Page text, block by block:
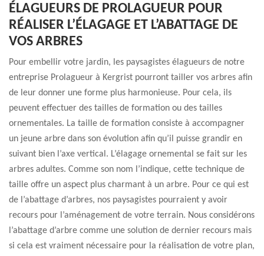
ÉLAGUEURS DE PROLAGUEUR POUR
RÉALISER L’ÉLAGAGE ET L’ABATTAGE DE
VOS ARBRES
Pour embellir votre jardin, les paysagistes élagueurs de notre
entreprise Prolagueur à Kergrist pourront tailler vos arbres afin
de leur donner une forme plus harmonieuse. Pour cela, ils
peuvent effectuer des tailles de formation ou des tailles
ornementales. La taille de formation consiste à accompagner
un jeune arbre dans son évolution afin qu’il puisse grandir en
suivant bien l’axe vertical. L’élagage ornemental se fait sur les
arbres adultes. Comme son nom l’indique, cette technique de
taille offre un aspect plus charmant à un arbre. Pour ce qui est
de l’abattage d’arbres, nos paysagistes pourraient y avoir
recours pour l’aménagement de votre terrain. Nous considérons
l’abattage d’arbre comme une solution de dernier recours mais
si cela est vraiment nécessaire pour la réalisation de votre plan,